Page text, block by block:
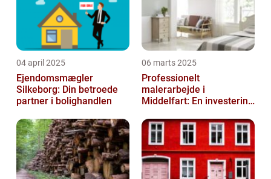
04 april 2025
Ejendomsmægler
Silkeborg: Din betroede
partner i bolighandlen
06 marts 2025
Professionelt
malerarbejde i
Middelfart: En investering